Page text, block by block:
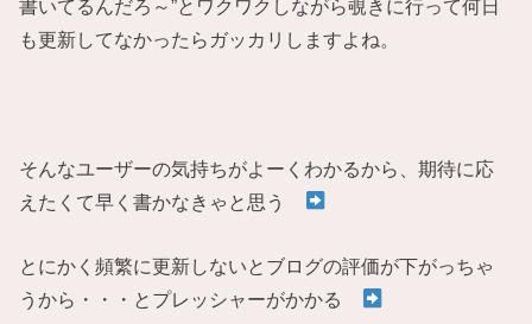
書いてるんだろ～”とワクワクしながら覗きに行って何日
も更新してなかったらガッカリしますよね。
そんなユーザーの気持ちがよーくわかるから、期待に応
えたくて早く書かなきゃと思う
とにかく頻繁に更新しないとブログの評価が下がっちゃ
うから・・・とプレッシャーがかかる